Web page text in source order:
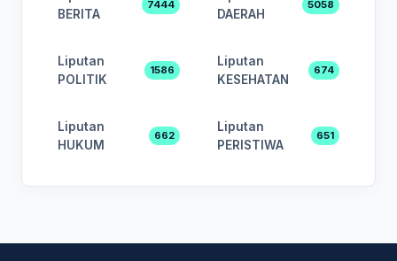
BERITA
7444
DAERAH
5058
Liputan
POLITIK
1586
Liputan
KESEHATAN
674
Liputan
HUKUM
662
Liputan
PERISTIWA
651